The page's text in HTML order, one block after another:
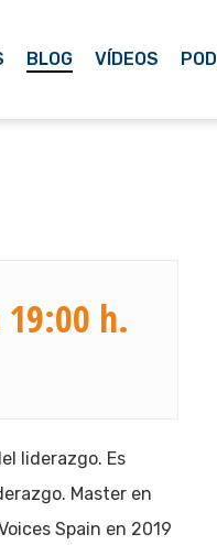
BLOG VÍDEOS
h.
liderazgo. Es
Master en
Spain en 2019